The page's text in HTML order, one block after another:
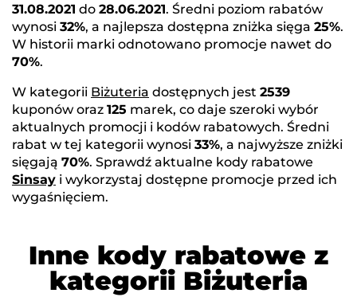
31.08.2021 do 28.06.2021. Średni poziom rabatów
wynosi 32%, a najlepsza dostępna zniżka sięga 25%.
W historii marki odnotowano promocje nawet do
70%.
W kategorii Biżuteria dostępnych jest 2539
kuponów oraz 125 marek, co daje szeroki wybór
aktualnych promocji i kodów rabatowych. Średni
rabat w tej kategorii wynosi 33%, a najwyższe zniżki
sięgają 70%. Sprawdź aktualne kody rabatowe
Sinsay i wykorzystaj dostępne promocje przed ich
wygaśnięciem.
Inne kody rabatowe z
kategorii Biżuteria